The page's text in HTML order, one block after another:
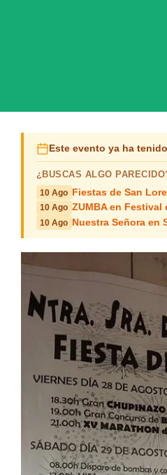
Este evento ya ha
¿BUSCAS ALGO
10 Ago Fiestas de San
10 Ago ZUMBA en Festival
10 Ago Nuestra Señora en